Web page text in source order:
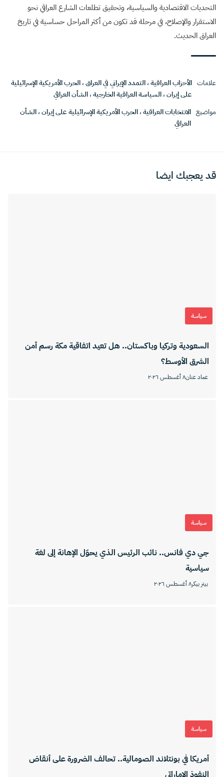
التحديات الاقتصادية والسياسية، وتحقيق تطلعات الشارع العراقي نحو
الاستقرار والإصلاح، في مرحلة قد تكون من أكثر المراحل حساسية في تاريخ
العراق الحديث.
علامات الأحزاب العراقية،التمدد الإيراني في العراق،الحرب الأمريكية الإسرائيلية
على إيران،السياسة العراقية الخارجية،الشأن العراقي
مواضيع الانتخابات العراقية،الحرب الأمريكية الإسرائيلية على إيران،الشأن
العراقي
قد يعجبك ايضا
سياسة
السعودية وتركيا وباكستان.. هل تعيد اتفاقية مكة رسم أمن
الشرق الأوسط؟
عماد عنان٨ أغسطس ٢٠٢٦
سياسة
جي دي فانس.. نائب الرئيس الذي يحوّل الإهانة إلى لغة
سياسية
بيتر بيكر٨ أغسطس ٢٠٢٦
سياسة
أمريكا في بونتلاند الصومالية.. تحالف الضرورة على أنقاض